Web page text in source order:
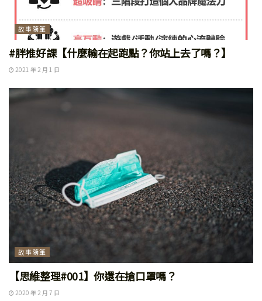
故事隨筆
#胖推好課【什麼輸在起跑點？你站上去了嗎？】
2021 年 2 月 1 日
故事隨筆
【思維整理#001】你還在搶口罩嗎？
2020 年 2 月 7 日